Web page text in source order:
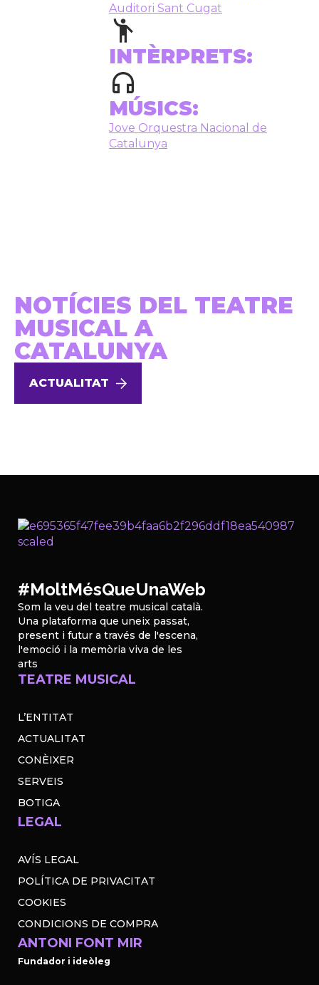
Auditori Sant Cugat
INTÈRPRETS:
MÚSICS:
Jove Orquestra Nacional de
Catalunya
NOTÍCIES DEL TEATRE
MUSICAL A
CATALUNYA
ACTUALITAT
#MoltMésQueUnaWeb
Som la veu del teatre musical català.
Una plataforma que uneix passat,
present i futur a través de l'escena,
l'emoció i la memòria viva de les
arts
TEATRE MUSICAL
L’ENTITAT
ACTUALITAT
CONÈIXER
SERVEIS
BOTIGA
LEGAL
AVÍS LEGAL
POLÍTICA DE PRIVACITAT
COOKIES
CONDICIONS DE COMPRA
ANTONI FONT MIR
Fundador i ideòleg